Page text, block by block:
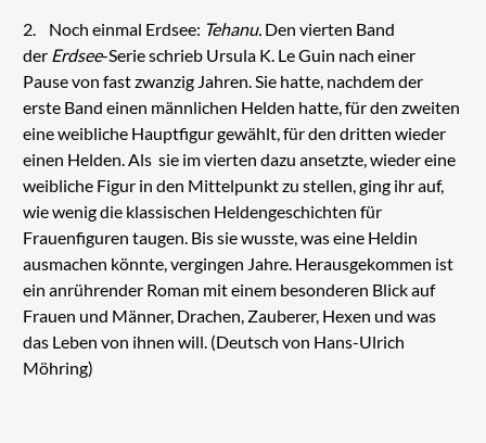
2. Noch einmal Erdsee: Tehanu.Den vierten Band
der Erdsee-Serie schrieb Ursula K. Le Guin nach einer
Pause von fast zwanzig Jahren. Sie hatte, nachdem der
erste Band einen männlichen Helden hatte, für den zweiten
eine weibliche Hauptfigur gewählt, für den dritten wieder
einen Helden. Als sie im vierten dazu ansetzte, wieder eine
weibliche Figur in den Mittelpunkt zu stellen, ging ihr auf,
wie wenig die klassischen Heldengeschichten für
Frauenfiguren taugen. Bis sie wusste, was eine Heldin
ausmachen könnte, vergingen Jahre. Herausgekommen ist
ein anrührender Roman mit einem besonderen Blick auf
Frauen und Männer, Drachen, Zauberer, Hexen und was
das Leben von ihnen will. (Deutsch von Hans-Ulrich
Möhring)